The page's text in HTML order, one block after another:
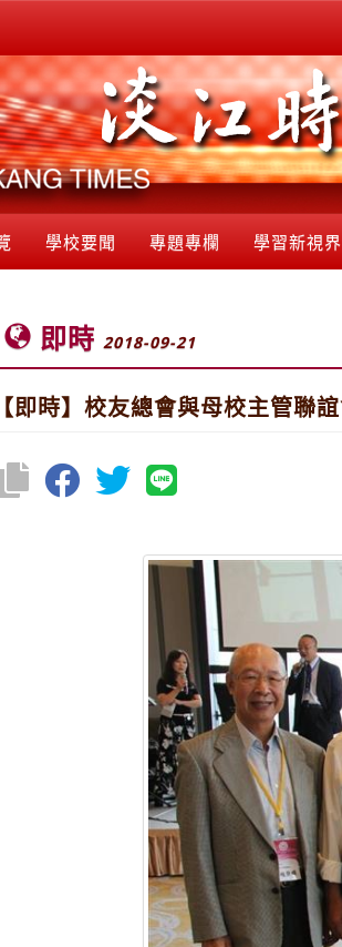
學校要聞 專題專欄 學習新視界
即時 2018-09-21
【即時】校友總會與母校主管聯